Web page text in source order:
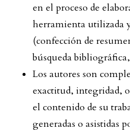
en el proceso de
herramienta utilizada
(confección de
búsqueda
Los autores son
exactitud, integridad,
el contenido de su
generadas o asistidas